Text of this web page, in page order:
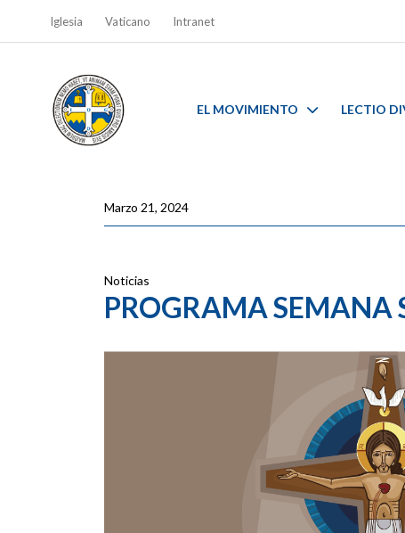
Iglesia Vaticano Intranet
EL MOVIMIENTO LECTIO
Marzo 21, 2024
Noticias
PROGRAMA SEMANA